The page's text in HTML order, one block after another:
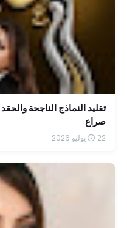
تقليد النماذج الناجحة
صراع
22 يوليو 2026